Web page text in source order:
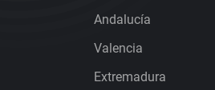
Andalucía
Valencia
Extremadura